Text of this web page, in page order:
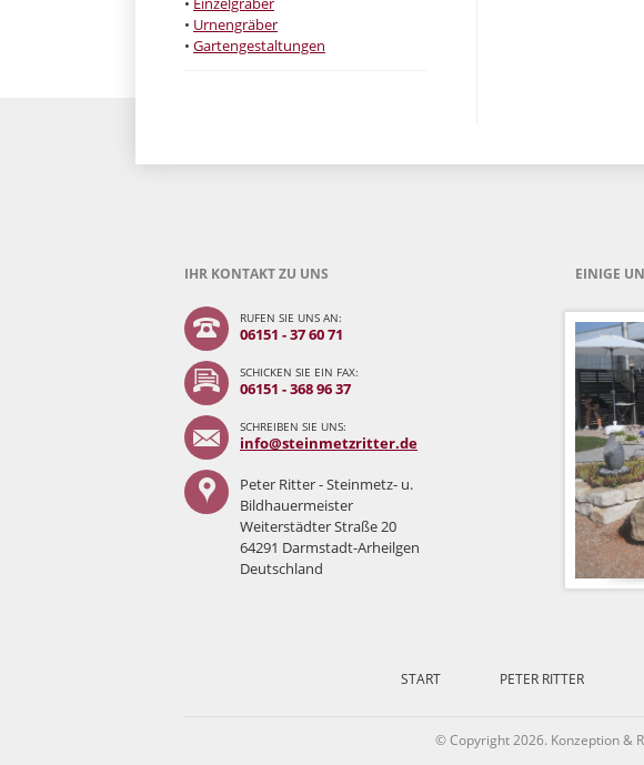
• Urnengräber
• Gartengestaltungen
IHR KONTAKT ZU UNS
RUFEN SIE UNS AN:
06151 - 37 60 71
SCHICKEN SIE EIN FAX:
06151 - 368 96 37
SCHREIBEN SIE UNS:
info@steinmetzritter.de
Peter Ritter - Steinmetz- u.
Bildhauermeister
Weiterstädter Straße 20
64291 Darmstadt-Arheilgen
Deutschland
EINIGE
START PETER RITTER
© Copyright 2026. Konzeption &